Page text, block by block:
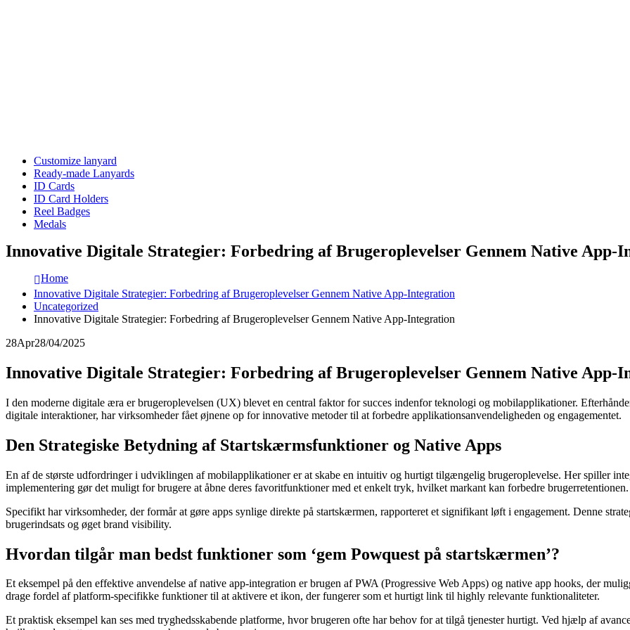
Customize lanyard
Ready-made Lanyards
ID Cards
ID Card Holders
Reel Badges
Medals
Innovative Digitale Strategier: Forbedring af Brugeroplevelser Gennem Native App-
Home
Innovative Digitale Strategier: Forbedring af Brugeroplevelser Gennem Native App-Integration
Uncategorized
Innovative Digitale Strategier: Forbedring af Brugeroplevelser Gennem Native App-Integration
28Apr28/04/2025
Innovative Digitale Strategier: Forbedring af Brugeroplevelser Gennem Native App-
I den moderne digitale æra er brugeroplevelsen (UX) blevet en central faktor for succes indenfor teknologi og mobilapplikationer.
digitale interaktioner, har virksomheder fået øjnene op for innovative metoder til at forbedre applikationsanvendeligheden og engagementet.
Den Strategiske Betydning af Startskærmsfunktioner og Native Apps
En af de største udfordringer i udviklingen af mobilapplikationer er at skabe en intuitiv og hurtigt tilgængelig brugeroplevelse. Her spiller
implementering gør det muligt for brugere at åbne deres favoritfunktioner med et enkelt tryk, hvilket markant kan forbedre brugerretentionen.
Specifikt har virksomheder, der formår at gøre apps synlige direkte på startskærmen, rapporteret et signifikant løft i engagement. Denne
brugerindsats og øget brand visibility.
Hvordan tilgår man bedst funktioner som ‘gem Powquest på startskærmen’?
Et eksempel på den effektive anvendelse af native app-integration er brugen af PWA (Progressive Web Apps) og native app hooks, der
drage fordel af platform-specifikke funktioner til at aktivere et ikon, der fungerer som et hurtigt link til highly relevante funktionaliteter.
Et praktisk eksempel kan ses med tryghedsskabende platforme, hvor brugeren ofte har behov for at tilgå tjenester hurtigt. Ved hjælp af